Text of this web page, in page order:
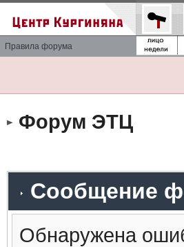
Правила форума
Форум ЭТЦ
Сообщение
Обнаружена